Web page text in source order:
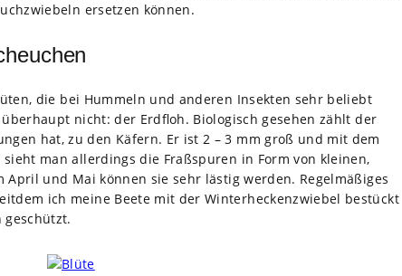
erset­zen kön­nen.
die bei Hum­meln und ande­ren Insek­ten sehr beliebt
nicht: der Erd­floh. Bio­lo­gisch gese­hen zählt der
hat, zu den Käfern. Er ist 2 – 3 mm groß und mit dem
man aller­dings die Fraß­spu­ren in Form von klei­nen,
und Mai kön­nen sie sehr läs­tig wer­den. Regel­mä­ßi­ges
ich meine Beete mit der Win­ter­he­cken­zwie­bel bestückt
geschützt.